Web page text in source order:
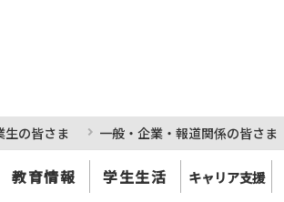
生の皆さま 一般・企業・報道関係の皆さま
教育情報 学生生活 キャリア支援